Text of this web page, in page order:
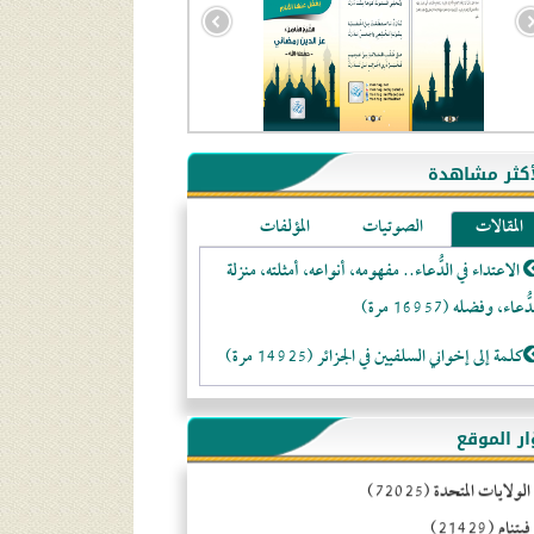
مشاهدة
المقالات الصوتيات
المؤلفات
الاعتداء في الدُّعاء.. مفهومه، أنواعه، أمثلته، منزلة
وفضله (16957 مرة)
كلمة إلى إخواني السلفيين في الجزائر (14925 مرة)
لا تتَّبعوا عورات الـمسلمين (13370 مرة)
المَرْأَةُ وَالْحُقُوقُ الْمَزْعُوَمَةُ (12481 مرة)
الـنـُّصـيريَّـة الحقيقة والواقع (10984 مرة)
الموقع
(94591)
المتحدة (72025)
(21429)